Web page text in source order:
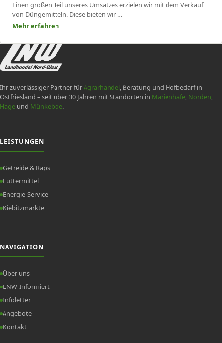
Einen großen Teil unseres Umsatzes erzielen wir mit dem Verkauf
von Düngemitteln. Diese bieten wir …
Mehr erfahren
Ihr zuverlässiger Partner fürAgrarhandel, Beratung und Hofbedarf in
Ostfriesland – seit über 30 Jahren mit Standorten in Marienhafe, Norden,
Hage und Münkeboe.
LEISTUNGEN
Getreide & Raps
Futtermittel
Energie-Service
Kiebitzmärkte
NAVIGATION
Über uns
LNW-Informiert
Infoletter
Angebote
Kontakt